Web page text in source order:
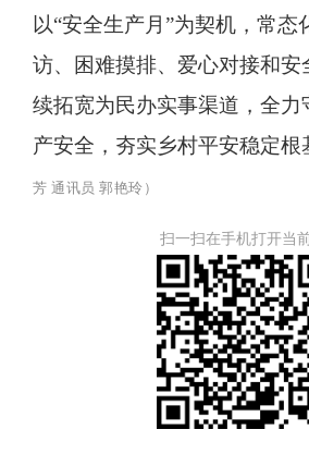
以“安全生产月”为契机，常态
访、困难摸排、爱心对接和安
续拓宽为民办实事渠道，全力
产安全，夯实乡村平安稳定根
芳 通讯员 郭艳玲）
扫一扫在手机打开当